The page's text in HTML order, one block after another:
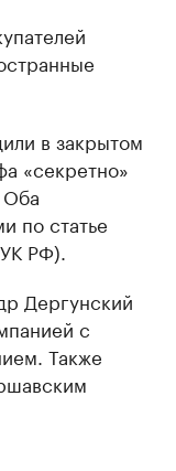
в закрытом
«секретно»
Оба
по статье
РФ).
Дергунский
с
Также